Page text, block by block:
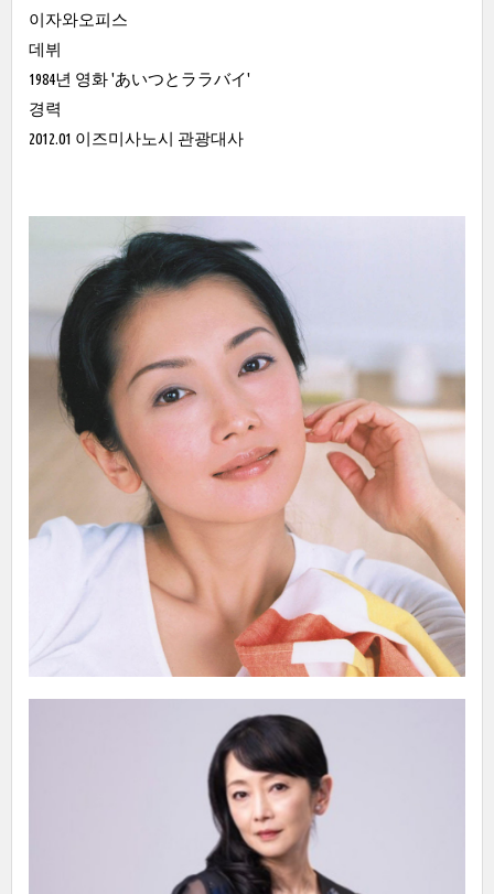
이자와오피스
데뷔
1984년 영화 'あいつとララバイ'
경력
2012.01 이즈미사노시 관광대사